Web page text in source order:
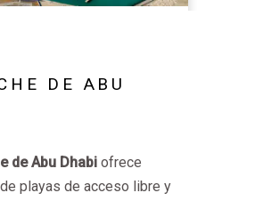
DE ABU
de Abu Dhabi ofrece
playas de acceso libre y